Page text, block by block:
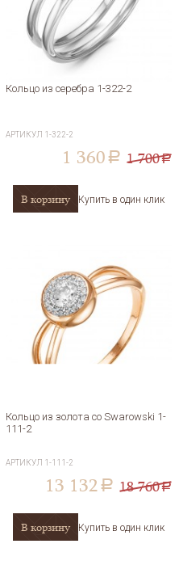
Кольцо из серебра 1-322-2
АРТИКУЛ 1-322-2
1 360 a 1 700a
В корзину Купить в один клик
Кольцо из золота со Swarowski 1-
111-2
АРТИКУЛ 1-111-2
13 132 a 18 760a
В корзину Купить в один клик